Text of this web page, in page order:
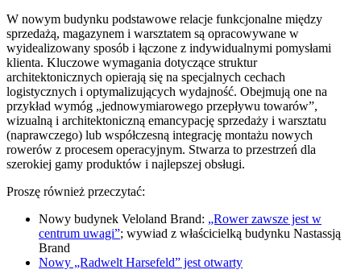
W nowym budynku podstawowe relacje funkcjonalne między
sprzedażą, magazynem i warsztatem są opracowywane w
wyidealizowany sposób i łączone z indywidualnymi pomysłami
klienta. Kluczowe wymagania dotyczące struktur
architektonicznych opierają się na specjalnych cechach
logistycznych i optymalizujących wydajność. Obejmują one na
przykład wymóg „jednowymiarowego przepływu towarów”,
wizualną i architektoniczną emancypację sprzedaży i warsztatu
(naprawczego) lub współczesną integrację montażu nowych
rowerów z procesem operacyjnym. Stwarza to przestrzeń dla
szerokiej gamy produktów i najlepszej obsługi.
Proszę również przeczytać:
Nowy budynek Veloland Brand: „Rower zawsze jest w
centrum uwagi”; wywiad z właścicielką budynku Nastassją
Brand
Nowy „Radwelt Harsefeld” jest otwarty